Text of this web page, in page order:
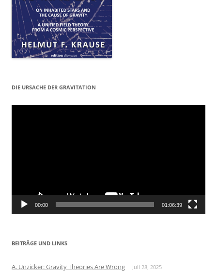
DIE URSACHE DER GRAVITATION
Video-
00:00 01:06:39
BEITRÄGE UND LINKS
A. Unzicker: Gravity Theories Are Wrong Juli 28, 2025